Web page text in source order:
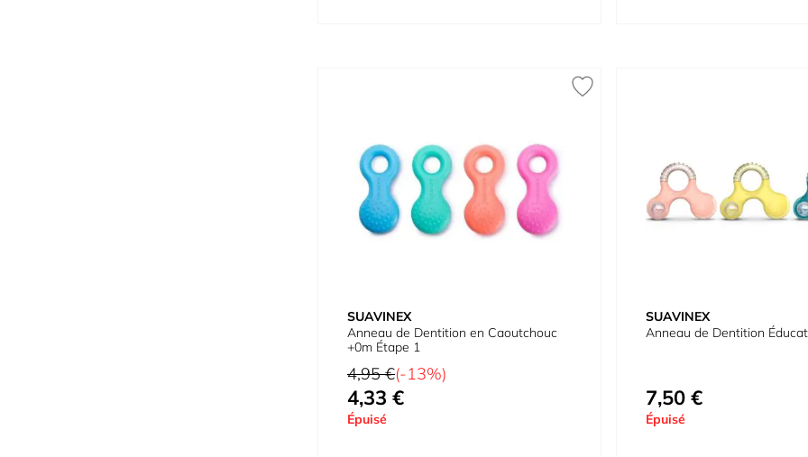
SUAVINEX
Anneau de Dentition en Caoutchouc
+0m Étape 1
Prix normal
4,95 €(-13%)
Prix spécial
4,33 €
Épuisé
SUAVINEX
Anneau de Dentition
7,50 €
Épuisé